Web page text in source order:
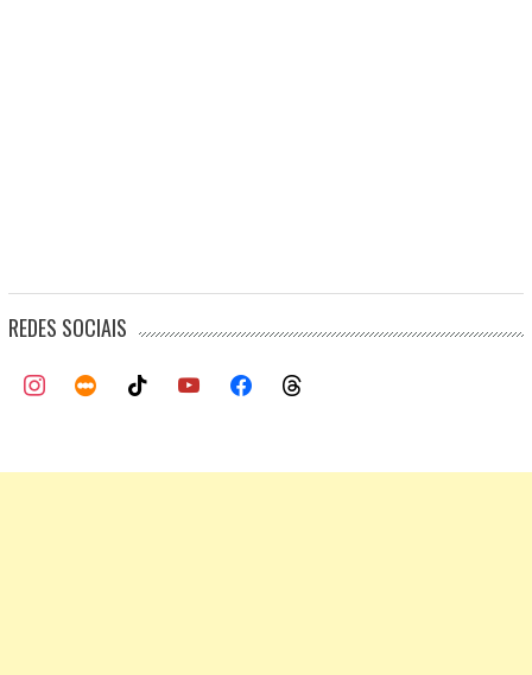
REDES SOCIAIS